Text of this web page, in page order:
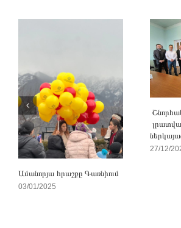
Ամանորյա հրաշքը Գառնիում
03/01/2025
27/12/